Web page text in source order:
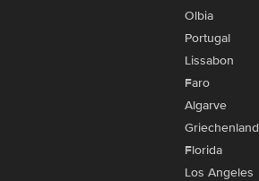
Olbia
Portugal
Lissabon
Faro
Algarve
Griechenland
Florida
Los Angeles